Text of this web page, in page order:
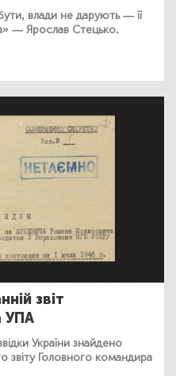
влади не дарують — її
— Ярослав Стецько.
звіт
УПА
України знайдено
звіту Головного командира